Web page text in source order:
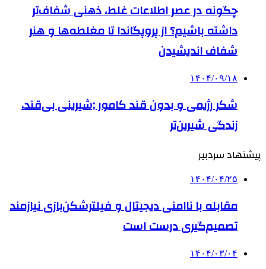
چگونه در عصر اطلاعات غلط، ذهنی شفاف‌تر
داشته باشیم؟ از پروپگاندا تا مغلطه‌ها و هنر
شفاف اندیشیدن
۱۴۰۴/۰۹/۱۸
شکر رژیمی و بدون قند کامور ;شیرینی بی‌قند،
زندگی شیرین‌تر
پیشنهاد سردبیر
۱۴۰۴/۰۴/۲۵
مقابله با ناامنی دیجیتال و فیلترشکن‌بازی نیازمند
تصمیم‌گیری درست است
۱۴۰۴/۰۳/۰۴